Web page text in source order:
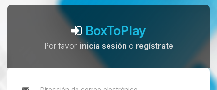
BoxToPlay
Por favor, inicia sesión o regístrate